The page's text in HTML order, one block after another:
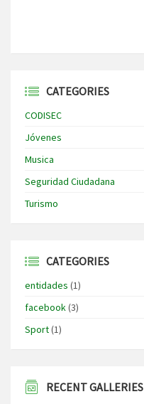
CATEGORIES
CODISEC
Jóvenes
Musica
Seguridad Ciudadana
Turismo
CATEGORIES
entidades (1)
facebook(3)
Sport(1)
RECENT GALLERIES